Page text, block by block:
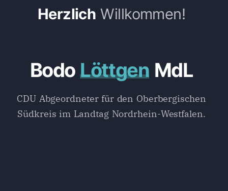
Herzlich Willkommen!
BodoLöttgenMdL
Bodo Löttgen MdL
CDU Abgeordneter für den Oberbergischen
Südkreis im Landtag Nordrhein-Westfalen.